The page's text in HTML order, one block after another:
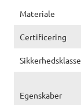
Materiale
Certificering
Sikkerhedsklasse
Egenskaber